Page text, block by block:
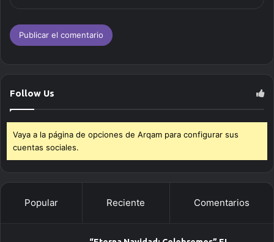
Follow Us
Vaya a la página de opciones de Arqam para configurar sus
cuentas sociales.
Popular Reciente Comentarios